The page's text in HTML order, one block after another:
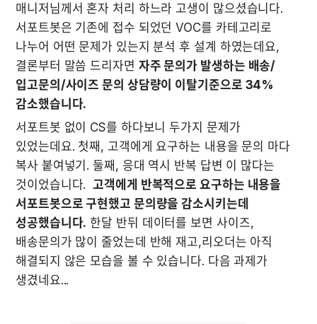
매니저님께서 혼자 처리 하느라 고생이 많으셨습니다.
서포트봇은 기존에 접수 되었던 VOC를 카테고리로
나누어 어떤 문제가 있는지 분석 후 설계 하였는데요,
결론부터 말씀 드리자면 자주 문의가 발생하는 배송/
입고문의/사이즈 문의 상담량이 이탈기준으로 34%
감소했습니다.
서포트봇 없이 CS를 하다보니 두가지 문제가
있었는데요. 첫째, 고객에게 요구하는 내용을 문의 마다
복사 붙여넣기. 둘째, 응대 역시 반복 답변 이 많다는
것이었습니다. 고객에게 반복적으로 요구하는 내용을
서포트봇으로 구현했고 문의량을 감소시키는데
성공했습니다. 한달 반뒤 데이터를 보면 사이즈,
배송문의가 많이 줄었는데 반해 재고,리오더는 아직
해결되지 않은 모습을 볼 수 있습니다. 다음 과제가
생겼네요...